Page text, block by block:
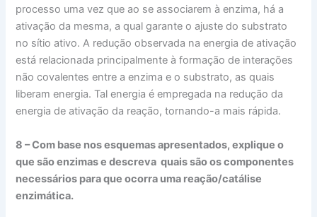
processo uma vez que ao se associarem à enzima, há a
ativação da mesma, a qual garante o ajuste do substrato
no sítio ativo. A redução observada na energia de ativação
está relacionada principalmente à formação de interações
não covalentes entre a enzima e o substrato, as quais
liberam energia. Tal energia é empregada na redução da
energia de ativação da reação, tornando-a mais rápida.
8 – Com base nos esquemas apresentados, explique o
que são enzimas e descreva quais são os componentes
necessários para que ocorra uma reação/catálise
enzimática.